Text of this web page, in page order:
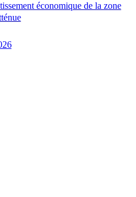
économique de la zone